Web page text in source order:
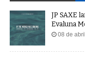
JP SAXE
Evaluna
08 de